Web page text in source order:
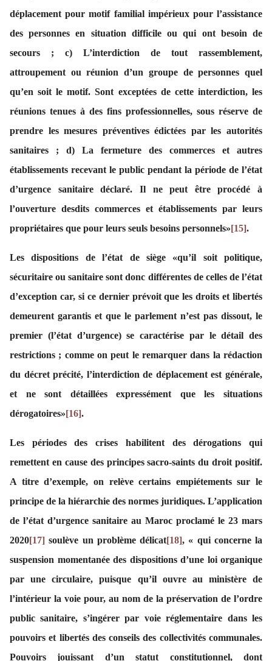
déplacement pour motif familial impérieux pour l’assistance
des personnes en situation difficile ou qui ont besoin de
secours ; c) L’interdiction de tout rassemblement,
attroupement ou réunion d’un groupe de personnes quel
qu’en soit le motif. Sont exceptées de cette interdiction, les
réunions tenues à des fins professionnelles, sous réserve de
prendre les mesures préventives édictées par les autorités
sanitaires ; d) La fermeture des commerces et autres
établissements recevant le public pendant la période de l’état
d’urgence sanitaire déclaré. Il ne peut être procédé à
l’ouverture desdits commerces et établissements par leurs
propriétaires que pour leurs seuls besoins personnels»[15].
Les dispositions de l’état de siège «qu’il soit politique,
sécuritaire ou sanitaire sont donc différentes de celles de l’état
d’exception car, si ce dernier prévoit que les droits et libertés
demeurent garantis et que le parlement n’est pas dissout, le
premier (l’état d’urgence) se caractérise par le détail des
restrictions ; comme on peut le remarquer dans la rédaction
du décret précité, l’interdiction de déplacement est générale,
et ne sont détaillées expressément que les situations
dérogatoires»[16].
Les périodes des crises habilitent des dérogations qui
remettent en cause des principes sacro-saints du droit positif.
A titre d’exemple, on relève certains empiétements sur le
principe de la hiérarchie des normes juridiques. L’application
de l’état d’urgence sanitaire au Maroc proclamé le 23 mars
2020[17] soulève un problème délicat[18], « qui concerne la
suspension momentanée des dispositions d’une loi organique
par une circulaire, puisque qu’il ouvre au ministère de
l’intérieur la voie pour, au nom de la préservation de l’ordre
public sanitaire, s’ingérer par voie réglementaire dans les
pouvoirs et libertés des conseils des collectivités communales.
Pouvoirs jouissant d’un statut constitutionnel, dont